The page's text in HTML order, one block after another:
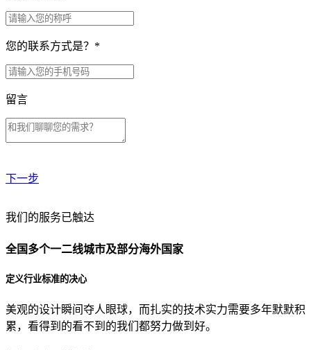
您的联系方式是？ *
留言
下一步
贵公司预算范围是？
贵公司的团队规模是？
目前主要的营销渠道是？
我们的服务已触达
全国多个一二线城市及部分海外国家
定义行业标准的决心
美观的设计瞬间夺人眼球，而扎实的技术实力需要多年默默积
累，看得到的看不到的我们都努力做到好。